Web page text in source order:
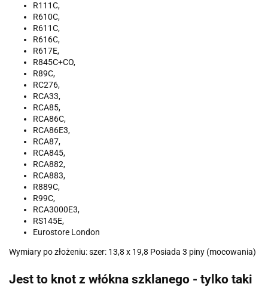
R111C,
R610C,
R611C,
R616C,
R617E,
R845C+CO,
R89C,
RC276,
RCA33,
RCA85,
RCA86C,
RCA86E3,
RCA87,
RCA845,
RCA882,
RCA883,
R889C,
R99C,
RCA3000E3,
RS145E,
Eurostore London
Wymiary po złożeniu: szer: 13,8 x 19,8 Posiada 3 piny (mocowania)
Jest to knot z włókna szklanego - tylko taki